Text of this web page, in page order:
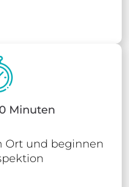
Minuten
Ort und beginnen